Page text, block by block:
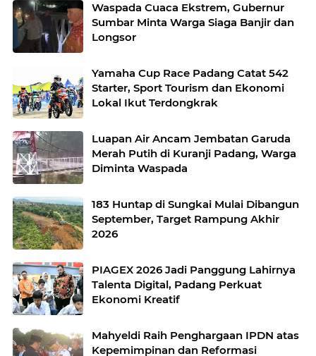
Waspada Cuaca Ekstrem, Gubernur
Sumbar Minta Warga Siaga Banjir dan
Longsor
Yamaha Cup Race Padang Catat 542
Starter, Sport Tourism dan Ekonomi
Lokal Ikut Terdongkrak
Luapan Air Ancam Jembatan Garuda
Merah Putih di Kuranji Padang, Warga
Diminta Waspada
183 Huntap di Sungkai Mulai Dibangun
September, Target Rampung Akhir
2026
PIAGEX 2026 Jadi Panggung Lahirnya
Talenta Digital, Padang Perkuat
Ekonomi Kreatif
Mahyeldi Raih Penghargaan IPDN atas
Kepemimpinan dan Reformasi